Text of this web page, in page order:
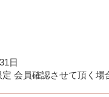
日
会員確認させて頂く場